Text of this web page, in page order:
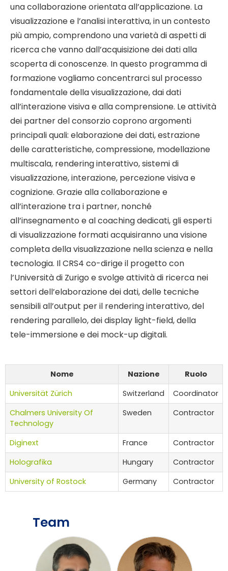
una collaborazione orientata all’applicazione. La
visualizzazione e l’analisi interattiva, in un contesto
più ampio, comprendono una varietà di aspetti di
ricerca che vanno dall’acquisizione dei dati alla
scoperta di conoscenze. In questo programma di
formazione vogliamo concentrarci sul processo
fondamentale della visualizzazione, dai dati
all’interazione visiva e alla comprensione. Le attività
dei partner del consorzio coprono argomenti
principali quali: elaborazione dei dati, estrazione
delle caratteristiche, compressione, modellazione
multiscala, rendering interattivo, sistemi di
visualizzazione, interazione, percezione visiva e
cognizione. Grazie alla collaborazione e
all’interazione tra i partner, nonché
all’insegnamento e al coaching dedicati, gli esperti
di visualizzazione formati acquisiranno una visione
completa della visualizzazione nella scienza e nella
tecnologia. Il CRS4 co-dirige il progetto con
l’Università di Zurigo e svolge attività di ricerca nei
settori dell’elaborazione dei dati, delle tecniche
sensibili all’output per il rendering interattivo, del
rendering parallelo, dei display light-field, della
tele-immersione e dei mock-up digitali.
Nome Nazione
Ruolo
Universität Zürich
Switzerland
Coordinator
Chalmers University Of
Technology
Sweden Contractor
Diginext France
Contractor
Holografika
Hungary
Contractor
University of Rostock
Germany Contractor
Team